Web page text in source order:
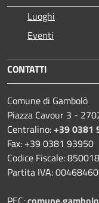
Luoghi
Eventi
CONTATTI
Comune di Gambolò
Piazza Cavour 3 -
Centralino:+39 0381
Fax: +39 0381 93950
Codice Fiscale:
Partita IVA: